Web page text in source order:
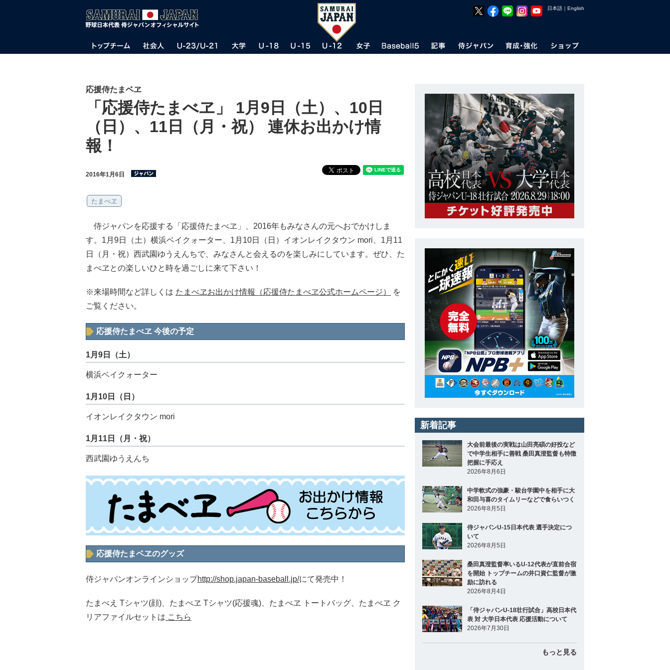
日本語 ｜ English
応援侍たまベヱ
「応援侍たまべヱ」 1月9日（土）、10日
（日）、11日（月・祝） 連休お出かけ情
報！
2016年1月6日
たまべヱ
侍ジャパンを応援する「応援侍たまべヱ」、2016年もみなさんの元へおでかけしま
す。1月9日（土）横浜ベイクォーター、1月10日（日）イオンレイクタウン mori、1月11
日（月・祝）西武園ゆうえんちで、みなさんと会えるのを楽しみにしています。ぜひ、た
まべヱとの楽しいひと時を過ごしに来て下さい！
※来場時間など詳しくは たまべヱお出かけ情報（応援侍たまべヱ公式ホームページ）
を
ご覧ください。
応援侍たまべヱ 今後の予定
1月9日（土）
横浜ベイクォーター
1月10日（日）
イオンレイクタウン mori
1月11日（月・祝）
西武園ゆうえんち
応援侍たまベヱのグッズ
侍ジャパンオンラインショップhttp://shop.japan-baseball.jp/にて発売中！
たまべえ Tシャツ(顔)、たまべヱ Tシャツ(応援魂)、たまべヱ トートバッグ、たまべヱ ク
リアファイルセットは こちら
新着記事
大会前最後の実戦は山田亮碩の好投など
で中学生相手に善戦 桑田真澄監督も特徴
把握に手応え
2026年8月6日
中学軟式の強豪・駿台学園中を相手に大
和田与喜のタイムリーなどで食らいつく
2026年8月5日
侍ジャパンU-15日本代表 選手決定につ
いて
2026年8月5日
桑田真澄監督率いるU-12代表が直前合宿
を開始 トップチームの井口資仁監督が激
励に訪れる
2026年8月4日
「侍ジャパンU-18壮行試合」高校日本代
表 対 大学日本代表 応援活動について
2026年7月30日
もっと見る